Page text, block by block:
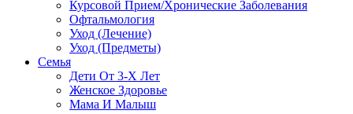
Курсовой Прием/Хронические Заболевания
Офтальмология
Уход (Лечение)
Уход (Предметы)
Семья
Дети От 3-Х Лет
Женское Здоровье
Мама И Малыш